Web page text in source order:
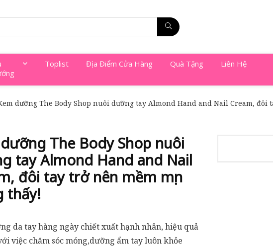
Toplist Địa Điểm Cửa Hàng Quà Tặng Liên Hệ
dưỡng The Body Shop nuôi dưỡng tay Almond Hand and Nail Cream, đôi
The Body Shop nuôi
tay Almond Hand and Nail
đôi tay trở nên mềm mịn
thấy!
da tay hàng ngày chiết xuất hạnh nhân, hiệu quả
việc chăm sóc móng,dưỡng ẩm tay luôn khỏe